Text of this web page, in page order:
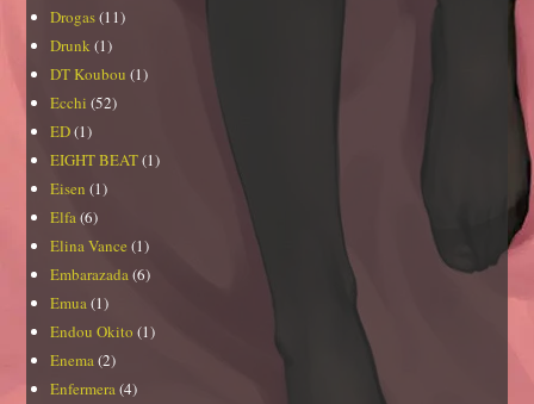
Drogas(11)
Drunk (1)
DT Koubou (1)
Ecchi (52)
ED(1)
EIGHT BEAT(1)
Eisen (1)
Elfa(6)
Elina Vance (1)
Embarazada(6)
Emua(1)
Endou Okito (1)
Enema(2)
Enfermera(4)